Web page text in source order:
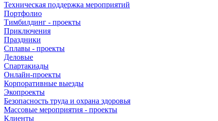
Техническая поддержка мероприятий
Портфолио
Тимбилдинг - проекты
Приключения
Праздники
Сплавы - проекты
Деловые
Спартакиады
Онлайн-проекты
Корпоративные выезды
Экопроекты
Безопасность труда и охрана здоровья
Массовые мероприятия - проекты
Клиенты